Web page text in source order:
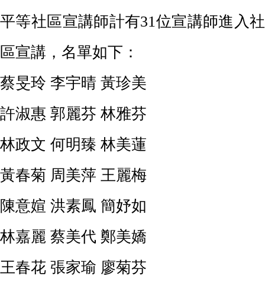
平等社區宣講師計有31位宣講師進入社
區宣講，名單如下：
蔡旻玲 李宇晴 黃珍美
許淑惠 郭麗芬 林雅芬
林政文 何明臻 林美蓮
黃春菊 周美萍 王麗梅
陳意媗 洪素鳳 簡妤如
林嘉麗 蔡美代 鄭美嬌
王春花 張家瑜 廖菊芬